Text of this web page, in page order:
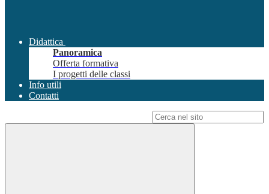
Didattica
Panoramica
Offerta formativa
I progetti delle classi
Info utili
Contatti